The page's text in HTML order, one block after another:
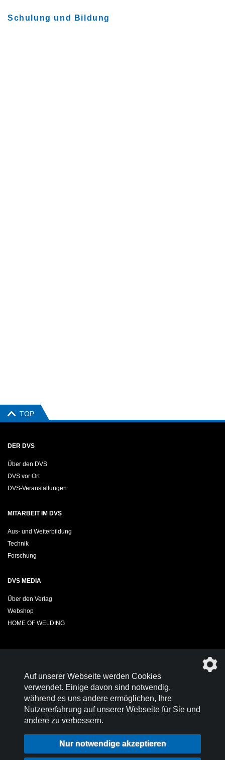
Schulung und Bildung
TOP
DER DVS
Über den DVS
DVS vor Ort
DVS-Veranstaltungen
MITARBEIT IM DVS
Aus- und Weiterbildung
Technik
Forschung
DVS MEDIA
Über den Verlag
Webshop
HOME OF WELDING
Werden SieMitglied im DVS!
Nutzungsbedingungen
Impressum
Auf unserer Webseite werden Cookies
verwendet. Einige davon sind notwendig,
während es uns andere ermöglichen, Ihre
Nutzererfahrung auf unserer Webseite für Sie und
andere zu verbessern.
Nur notwendige akzeptieren